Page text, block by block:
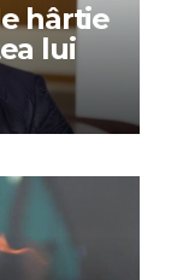
hârtie
lui